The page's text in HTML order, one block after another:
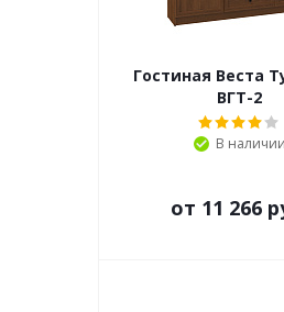
Гостиная Веста
ВГТ-2
В наличии
от 11 266